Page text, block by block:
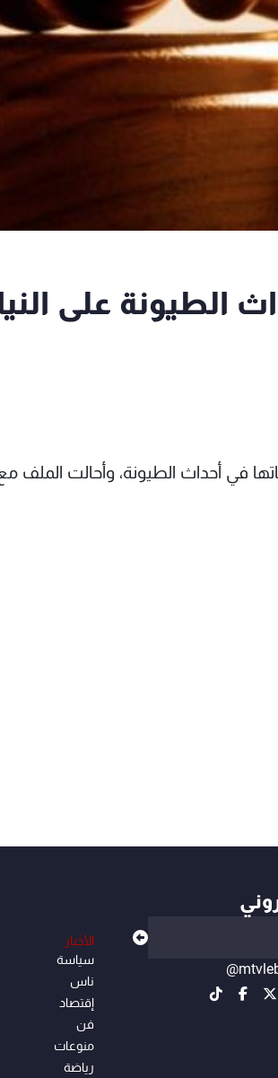
الطيونة على
تحقيقاتها في أحداث الطيونة، وأحالت
الأخبار
سياسة
ناس
إقتصاد
فن
منوعات
رياضة